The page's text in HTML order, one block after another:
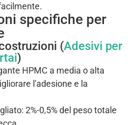
specifiche per
(Adesivi per
)
HPMC a media o alta
l'adesione e la
2%-0,5% del peso totale